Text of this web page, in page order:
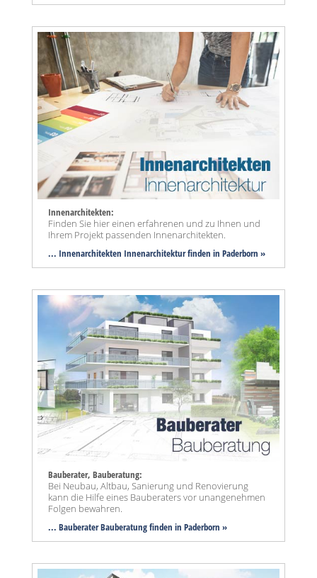
Innenarchitekten:
Finden Sie hier einen erfahrenen und zu Ihnen und
Ihrem Projekt passenden Innenarchitekten.
... Innenarchitekten Innenarchitektur finden in Paderborn »
Bauberater, Bauberatung:
Bei Neubau, Altbau, Sanierung und Renovierung
kann die Hilfe eines Bauberaters vor unangenehmen
Folgen bewahren.
... Bauberater Bauberatung finden in Paderborn »